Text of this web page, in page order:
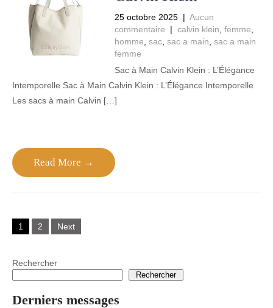
25 octobre 2025 | Aucun
commentaire
| calvin klein femme
homme sac, sac a main sac a main
femme
Sac à Main Calvin Klein : L’Élégance
Intemporelle Sac à Main Calvin Klein : L’Élégance Intemporelle
Les sacs à main Calvin […]
Read More →
Posts
navigation
1 2 Next
Rechercher
Rechercher
Derniers messages